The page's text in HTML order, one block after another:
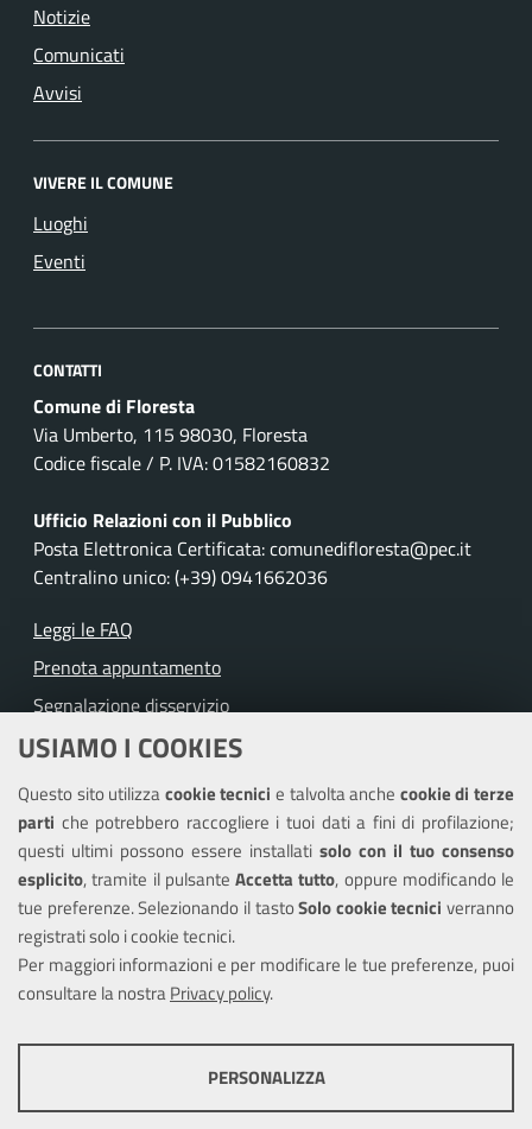
USIAMO I COOKIES
Questo sito utilizzacookie tecnicie talvolta anche cookie di terze
parti che potrebbero raccogliere i tuoi dati a fini di profilazione;
questi ultimi possono essere installati solo con il tuo consenso
esplicito, tramite il pulsante Accetta tutto, oppure modificando le
tue preferenze. Selezionando il tastoSolo cookie tecnici verranno
registrati solo i cookie tecnici.
Per maggiori informazioni e per modificare le tue preferenze, puoi
consultare la nostraPrivacy policy.
PERSONALIZZA
Notizie
Comunicati
Avvisi
VIVERE IL COMUNE
Luoghi
Eventi
CONTATTI
Comune di Floresta
Via Umberto, 115 98030, Floresta
Codice fiscale / P. IVA: 01582160832
Ufficio Relazioni con il Pubblico
Posta Elettronica Certificata: comunedifloresta@pec.it
Centralino unico: (+39) 0941662036
Leggi le FAQ
Prenota appuntamento
Segnalazione disservizio
Richiesta assistenza
Amministrazione trasparente
Informativa privacy
Note legali
Piano di miglioramento dei servizi
Dichiarazione di accessibilità